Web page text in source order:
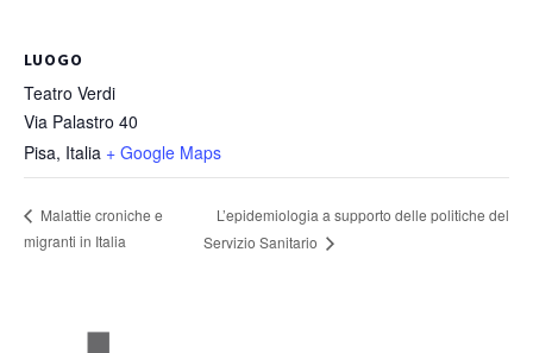
LUOGO
Teatro Verdi
Via Palastro 40
Pisa, Italia + Google Maps
Malattie croniche e
migranti in Italia
L’epidemiologia a supporto delle politiche del
Servizio Sanitario